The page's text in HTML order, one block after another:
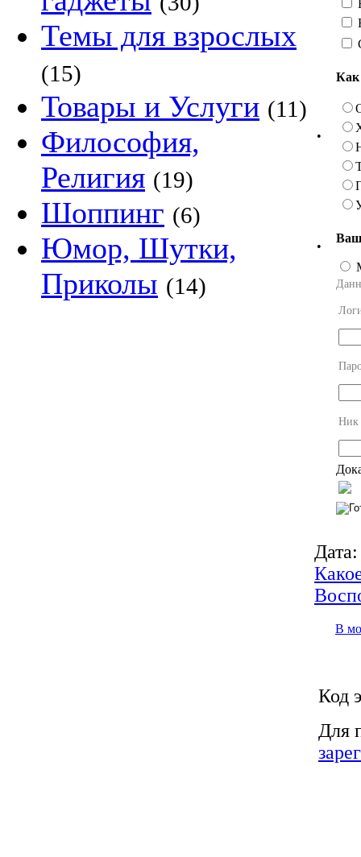
Темы для взрослых
(15)
Товары и Услуги (11)
Философия,
Религия (19)
Шоппинг (6)
Юмор, Шутки,
Приколы (14)
•
Как
•
Ник
Дата:
В
Код
Для